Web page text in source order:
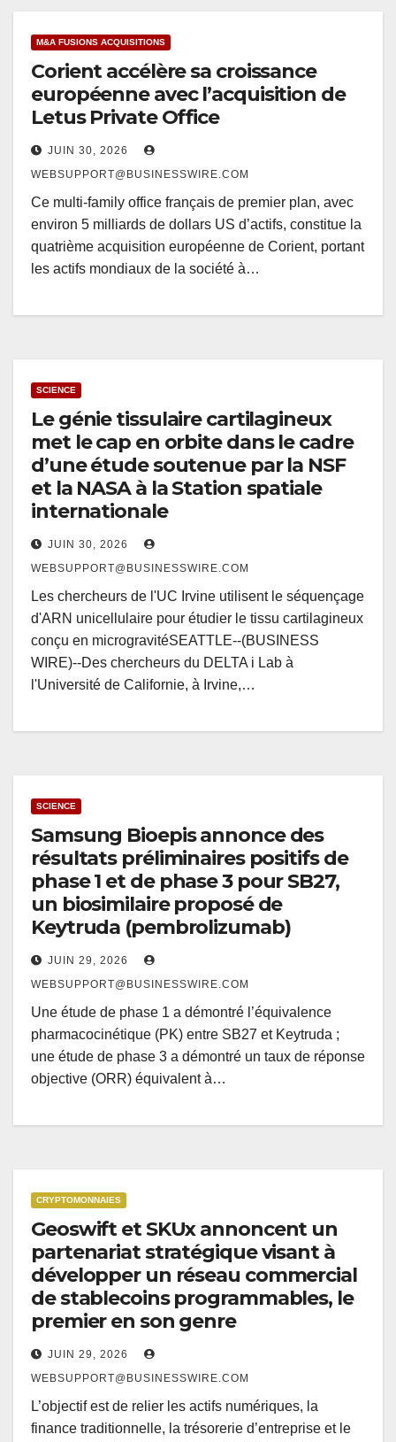
M&A FUSIONS ACQUISITIONS
Corient accélère sa croissance
européenne avec l’acquisition de
Letus Private Office
JUIN 30, 2026
WEBSUPPORT@BUSINESSWIRE.COM
Ce multi-family office français de premier plan, avec
environ 5 milliards de dollars US d’actifs, constitue la
quatrième acquisition européenne de Corient, portant
les actifs mondiaux de la société à…
SCIENCE
Le génie tissulaire cartilagineux
met le cap en orbite dans le cadre
d’une étude soutenue par la NSF
et la NASA à la Station spatiale
internationale
JUIN 30, 2026
WEBSUPPORT@BUSINESSWIRE.COM
Les chercheurs de l'UC Irvine utilisent le séquençage
d'ARN unicellulaire pour étudier le tissu cartilagineux
conçu en microgravitéSEATTLE--(BUSINESS
WIRE)--Des chercheurs du DELTA i Lab à
l'Université de Californie, à Irvine,…
SCIENCE
Samsung Bioepis annonce des
résultats préliminaires positifs de
phase 1 et de phase 3 pour SB27,
un biosimilaire proposé de
Keytruda (pembrolizumab)
JUIN 29, 2026
WEBSUPPORT@BUSINESSWIRE.COM
Une étude de phase 1 a démontré l’équivalence
pharmacocinétique (PK) entre SB27 et Keytruda ;
une étude de phase 3 a démontré un taux de réponse
objective (ORR) équivalent à…
CRYPTOMONNAIES
Geoswift et SKUx annoncent un
partenariat stratégique visant à
développer un réseau commercial
de stablecoins programmables, le
premier en son genre
JUIN 29, 2026
WEBSUPPORT@BUSINESSWIRE.COM
L’objectif est de relier les actifs numériques, la
finance traditionnelle, la trésorerie d’entreprise et le